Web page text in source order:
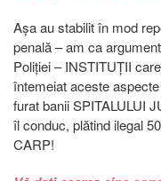
Așa au stabilit în mod
penală – am ca
Poliției – INSTITUȚII
întemeiat aceste
furat banii SPITALULUI
îl conduc, plătind ilegal
CARP!